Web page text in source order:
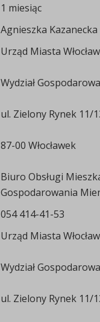
1 miesiąc
Agnieszka Kazanecka
Urząd Miasta
Wydział
ul. Zielony Rynek 11/
87-00 Włocławek
Biuro Obsługi
Gospodarowania
054 414-41-53
Urząd Miasta
Wydział
ul. Zielony Rynek 11/